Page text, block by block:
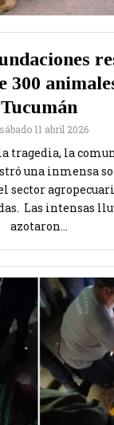
300
Tucumán
sábado 11 abril 2026
tragedia, la
una inmensa
sector
Las intensas
azotaron...